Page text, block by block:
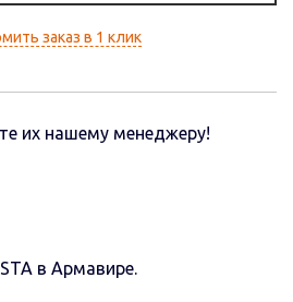
заказ в 1 клик
их нашему менеджеру!
в Армавире.